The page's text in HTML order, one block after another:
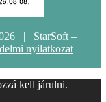
| StarSoft –
nyilatkozat
kell járulni.